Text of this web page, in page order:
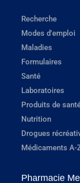
Recherche
Modes d'emploi
Maladies
Formulaires
Santé
Laboratoires
Produits de
Nutrition
Drogues
Médicaments A-
Pharmacie